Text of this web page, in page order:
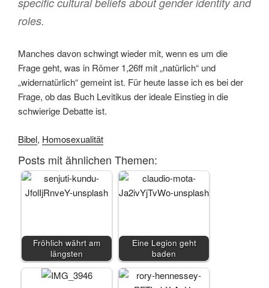
roles.
Manches davon schwingt wieder mit, wenn es um die
Frage geht, was in Römer 1,26ff mit „natürlich“ und
„widernatürlich“ gemeint ist. Für heute lasse ich es bei der
Frage, ob das Buch Levitikus der ideale Einstieg in die
schwierige Debatte ist.
Bibel, Homosexualität
Posts mit ähnlichen Themen:
Fröhlich währt am
längsten
Eine Legion geht
baden